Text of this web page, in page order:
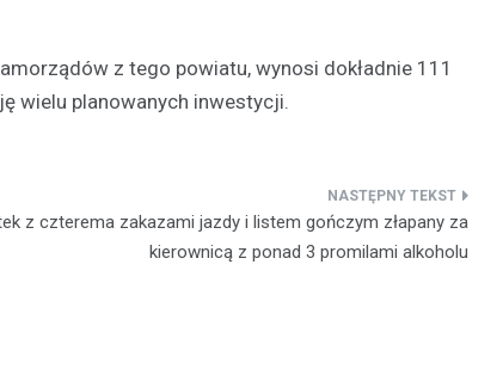
z tego powiatu, wynosi dokładnie 111
wielu planowanych inwestycji.
z czterema zakazami jazdy i listem gończym złapany za
kierownicą z ponad 3 promilami alkoholu
Festiwal Pstrąga: Kulinarne święto w
Długopolu-Zdroju przyciągnęło
Park Zdrojowy w Długopolu-Zdroju stał się
miejscem radosnego spotkania
mieszkańców i turystów, którzy przybyli,